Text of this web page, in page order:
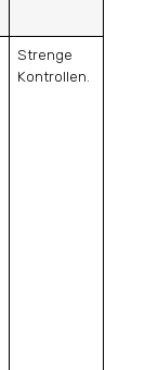
Strenge
Kontrollen.